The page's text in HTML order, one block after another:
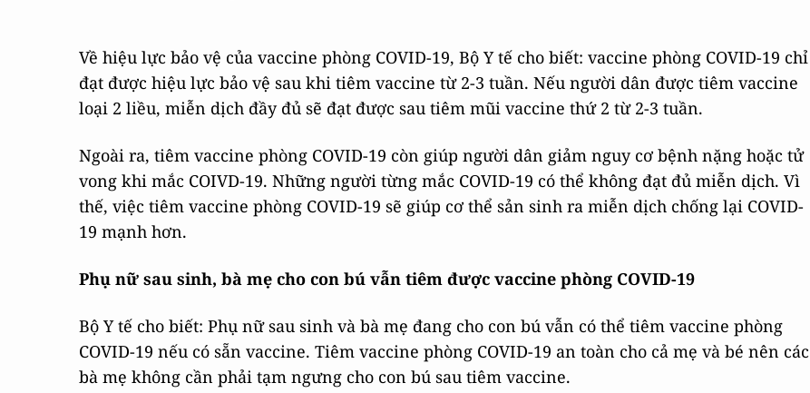
Về hiệu lực bảo vệ của vaccine phòng COVID-19, Bộ Y tế cho biết: vaccine phòng COVID-19 chỉ
đạt được hiệu lực bảo vệ sau khi tiêm vaccine từ 2-3 tuần. Nếu người dân được tiêm vaccine
loại 2 liều, miễn dịch đầy đủ sẽ đạt được sau tiêm mũi vaccine thứ 2 từ 2-3 tuần.
Ngoài ra, tiêm vaccine phòng COVID-19 còn giúp người dân giảm nguy cơ bệnh nặng hoặc tử
vong khi mắc COIVD-19. Những người từng mắc COVID-19 có thể không đạt đủ miễn dịch. Vì
thế, việc tiêm vaccine phòng COVID-19 sẽ giúp cơ thể sản sinh ra miễn dịch chống lại COVID-
19 mạnh hơn.
Phụ nữ sau sinh, bà mẹ cho con bú vẫn tiêm được vaccine phòng COVID-19
Bộ Y tế cho biết: Phụ nữ sau sinh và bà mẹ đang cho con bú vẫn có thể tiêm vaccine phòng
COVID-19 nếu có sẵn vaccine. Tiêm vaccine phòng COVID-19 an toàn cho cả mẹ và bé nên các
bà mẹ không cần phải tạm ngưng cho con bú sau tiêm vaccine.